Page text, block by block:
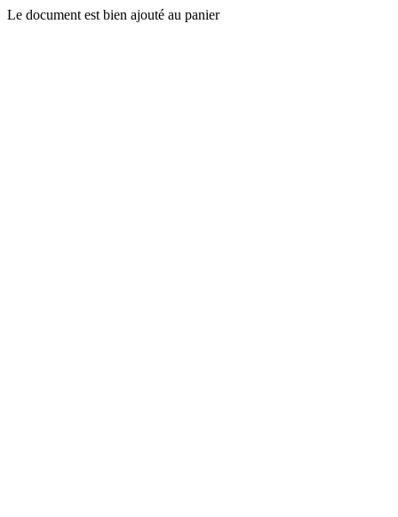
Le document est bien ajouté au panier